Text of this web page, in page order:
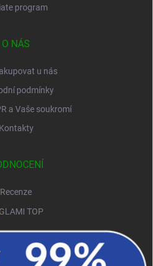
program
O NÁS
u nás
podmínky
a Vaše soukromí
Kontakty
Recenze